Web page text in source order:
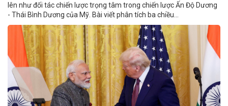
lên như đối tác chiến lược trọng tâm trong chiến lược Ấn Độ Dương
- Thái Bình Dương của Mỹ. Bài viết phân tích ba chiều...